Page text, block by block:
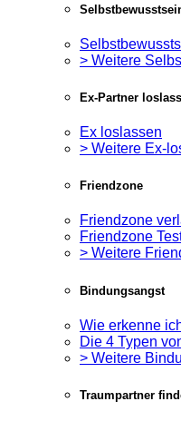
> Weitere
Ex-Partner
Ex loslassen
> Weitere Ex-
Friendzone
Friendzone
Friendzone
> Weitere
Bindungsangst
Wie erkenne
Die 4 Typen
> Weitere
Traumpartner